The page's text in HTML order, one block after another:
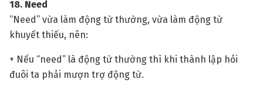
18. Need
“Need” vừa làm động từ thường, vừa làm động từ
khuyết thiếu, nên:
+ Nếu “need” là động từ thường thì khi thành lập hỏi
đuôi ta phải mượn trợ động từ.